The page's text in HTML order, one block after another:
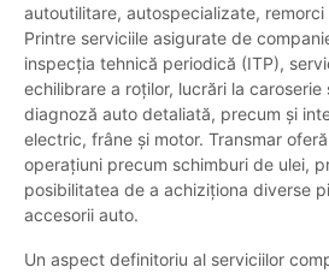
autoutilitare, autospecializate,
Printre serviciile asigurate de
inspecția tehnică periodică (ITP),
echilibrare a roților, lucrări la caroserie
diagnoză auto detaliată, precum și
electric, frâne și motor. Transmar
operațiuni precum schimburi de ulei,
posibilitatea de a achiziționa diverse
accesorii auto.
Un aspect definitoriu al serviciilor